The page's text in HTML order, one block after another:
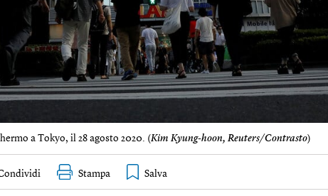
a Tokyo, il 28 agosto 2020. (Kim Kyung-hoon, Reuters/Contrasto)
Stampa